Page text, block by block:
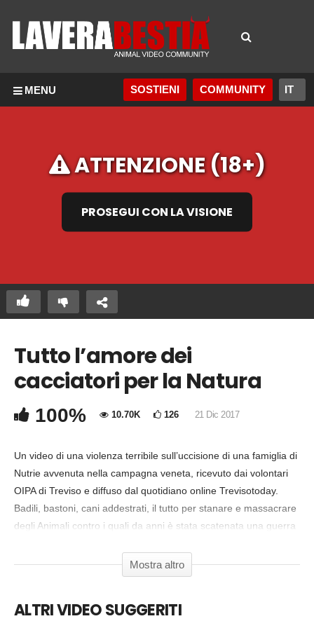
MENU SOSTIENI COMMUNITY
ATTENZIONE (18+)
PROSEGUI CON LA VISIONE
Copia Codice Embed
Tutto l’amore dei
cacciatori per la Natura
100% 10.70K 126 21 Dic 2017
Un video di una violenza terribile sull’uccisione di una famiglia di
Nutrie avvenuta nella campagna veneta, ricevuto dai volontari
OIPA di Treviso e diffuso dal quotidiano online Trevisotoday.
Badili, bastoni, cani addestrati, il tutto per stanare e massacrare
degli Animali contro i quali da anni è stata scatenata una guerra
un bambino per “vedere come si uccide una Nutria”. La Regione
Veneto ha “formato” ben 20.000 cacciatori e stanziato 250.000
di eliminazione fisica delle Nutrie dal territorio. Un assassinio
Mostra altro
ALTRI VIDEO SUGGERITI